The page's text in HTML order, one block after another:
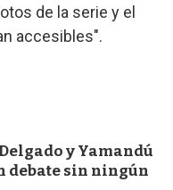
de la serie y el
accesibles".
y Yamandú
debate sin ningún